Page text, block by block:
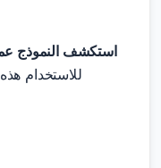
استكشف النموذج
للاستخدام